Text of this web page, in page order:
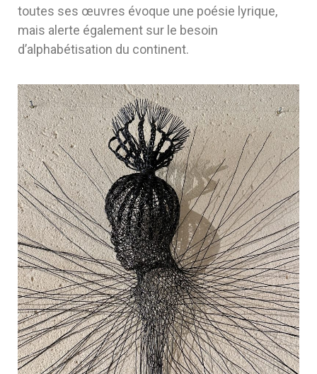
toutes ses œuvres évoque une poésie lyrique,
mais alerte également sur le besoin
d’alphabétisation du continent.